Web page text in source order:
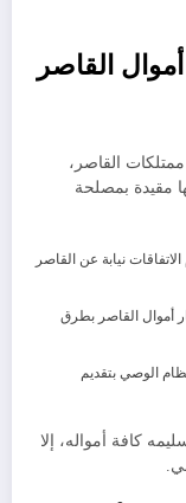
القاصر
القاصر،
مقيدة بمصلحة
نيابة عن القاصر
أموال القاصر بطرق
الوصي بتقديم
كافة أمواله، إلا